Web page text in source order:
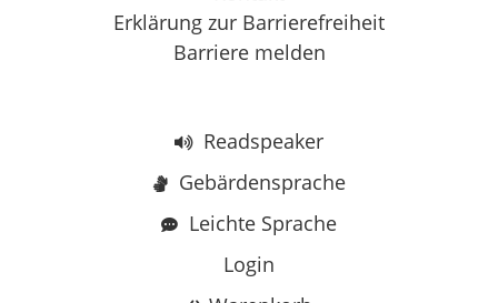
Erklärung zur Barrierefreiheit
Barriere melden
Readspeaker
Gebärdensprache
Leichte Sprache
Login